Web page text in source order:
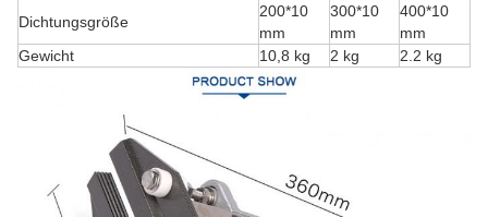
Dichtungsgröße
200*10
mm
300*10
mm
400*10
mm
Gewicht
10,8 kg 2 kg 2.2 kg